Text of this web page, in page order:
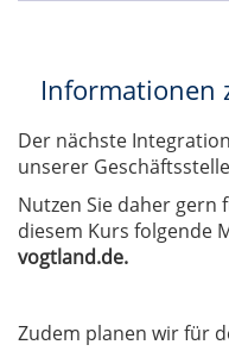
Informationen
Der nächste
unserer
Nutzen Sie daher gern
diesem Kurs folgende
vogtland.de.
Zudem planen wir für